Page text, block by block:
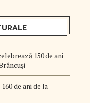
150 de ani
de ani de la